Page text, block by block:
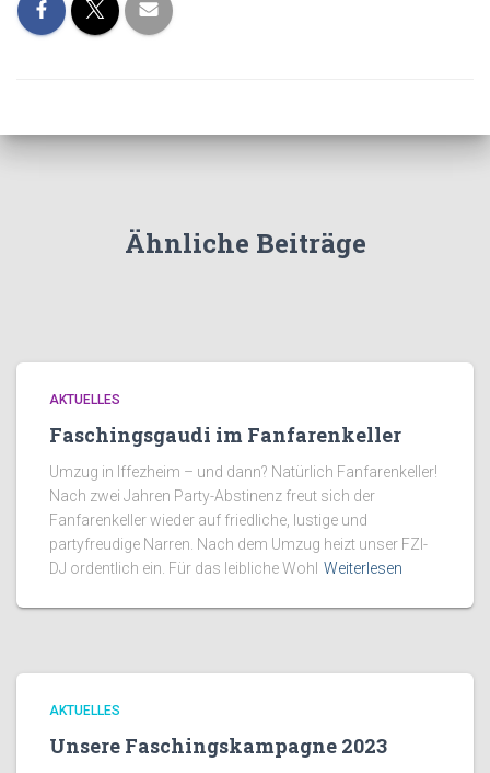
Ähnliche Beiträge
AKTUELLES
Faschingsgaudi im Fanfarenkeller
Umzug in Iffezheim – und dann? Natürlich Fanfarenkeller!
Nach zwei Jahren Party-Abstinenz freut sich der
Fanfarenkeller wieder auf friedliche, lustige und
partyfreudige Narren. Nach dem Umzug heizt unser FZI-
DJ ordentlich ein. Für das leibliche Wohl Weiterlesen
AKTUELLES
Unsere Faschingskampagne 2023